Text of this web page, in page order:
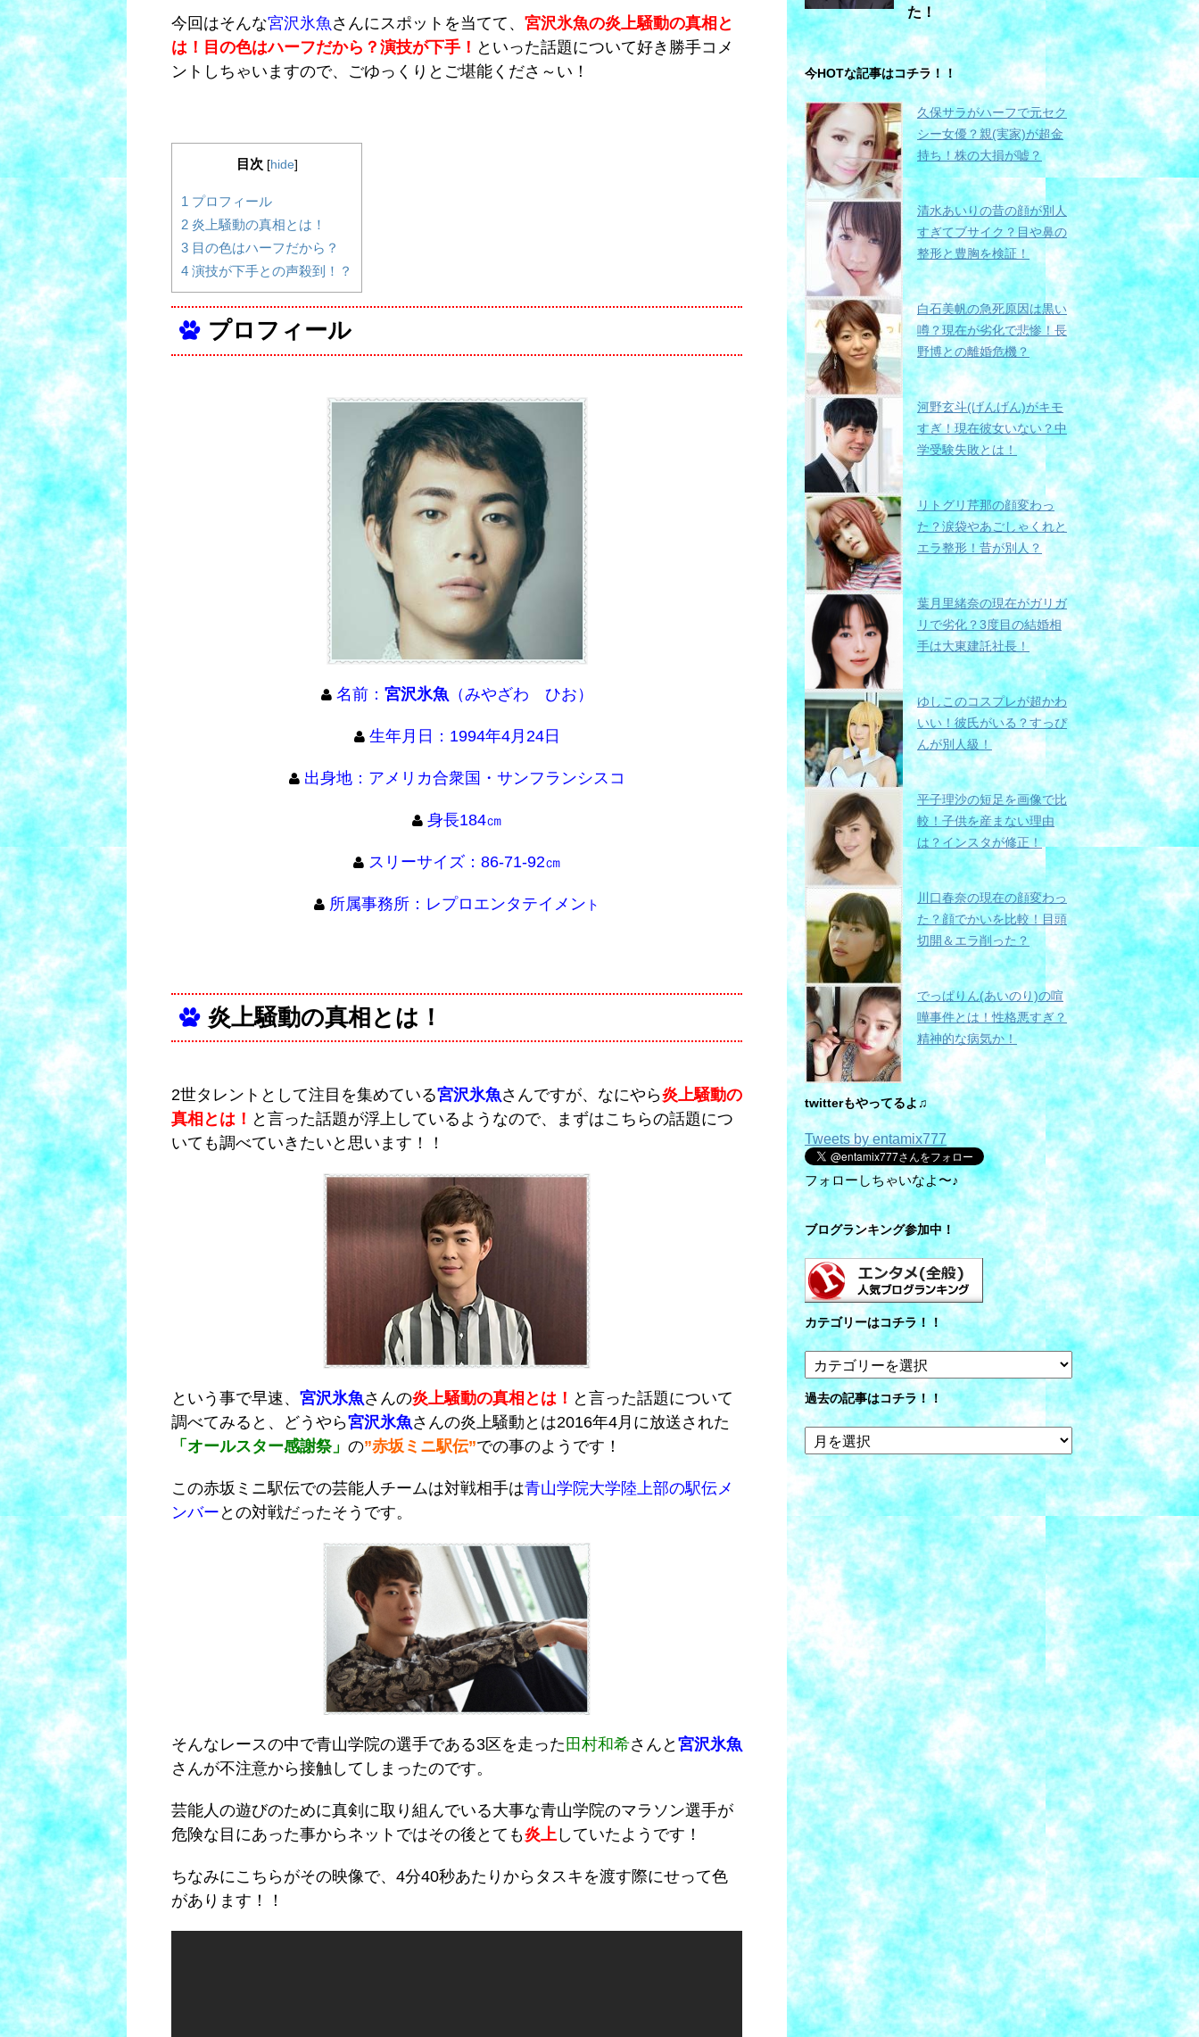
今回はそんな宮沢氷魚 さんにスポットを当てて、 宮沢氷魚の炎上騒動の真相と
は！目の色はハーフだから？演技が下手！ といった話題について好き勝手コメ
ントしちゃいますので、ごゆっくりとご堪能くださ～い！
目次 [hide]
1 プロフィール
2 炎上騒動の真相とは！
3 目の色はハーフだから？
4 演技が下手との声殺到！？
プロフィール
名前： 宮沢氷魚 （みやざわ ひお）
生年月日：1994年4月24日
出身地：アメリカ合衆国・サンフランシスコ
身長184㎝
スリーサイズ：86‐71‐92㎝
所属事務所：レプロエンタテイメン ト
炎上騒動の真相とは！
2世タレントとして注目を集めている宮沢氷魚さんですが、なにやら炎上騒動の
真相とは！ と言った話題が浮上しているようなので、まずはこちらの話題につ
いても調べていきたいと思います！！
という事で早速、 宮沢氷魚さんの炎上騒動の真相とは！ と言った話題について
調べてみると、どうやら宮沢氷魚さんの炎上騒動とは2016年4月に放送された
「オールスター感謝祭」 の”赤坂ミニ駅伝”での事のようです！
この赤坂ミニ駅伝での芸能人チームは対戦相手は青山学院大学陸上部の駅伝メ
ンバー との対戦だったそうです。
そんなレースの中で青山学院の選手である3区を走った 田村和希さんと 宮沢氷魚
さんが不注意から接触してしまったのです。
芸能人の遊びのために真剣に取り組んでいる大事な青山学院のマラソン選手が
危険な目にあった事からネットではその後とても炎上 していたようです！
ちなみにこちらがその映像で、 4分40秒あたりからタスキを渡す際にせって色
があります！！
た！
今HOTな記事はコチラ！！
久保サラがハーフで元セク
シー女優？親(実家)が超金
持ち！株の大損が嘘？
清水あいりの昔の顔が別人
すぎてブサイク？目や鼻の
整形と豊胸を検証！
白石美帆の急死原因は黒い
噂？現在が劣化で悲惨！長
野博との離婚危機？
河野玄斗(げんげん)がキモ
すぎ！現在彼女いない？中
学受験失敗とは！
リトグリ芹那の顔変わっ
た？涙袋やあごしゃくれと
エラ整形！昔が別人？
葉月里緒奈の現在がガリガ
リで劣化？3度目の結婚相
手は大東建託社長！
ゆしこのコスプレが超かわ
いい！彼氏がいる？すっぴ
んが別人級！
平子理沙の短足を画像で比
較！子供を産まない理由
は？インスタが修正！
川口春奈の現在の顔変わっ
た？顔でかいを比較！目頭
切開＆エラ削った？
でっぱりん(あいのり)の喧
嘩事件とは！性格悪すぎ？
精神的な病気か！
twitterもやってるよ♫
Tweets by entamix777
フォローしちゃいなよ〜♪
ブログランキング参加中！
カテゴリーはコチラ！！
テ
ゴ
リ
ー
は
コ
チ
ラ！！
過去の記事はコチラ！！
過
去
の
記
事
は
コ
チ
ラ！！